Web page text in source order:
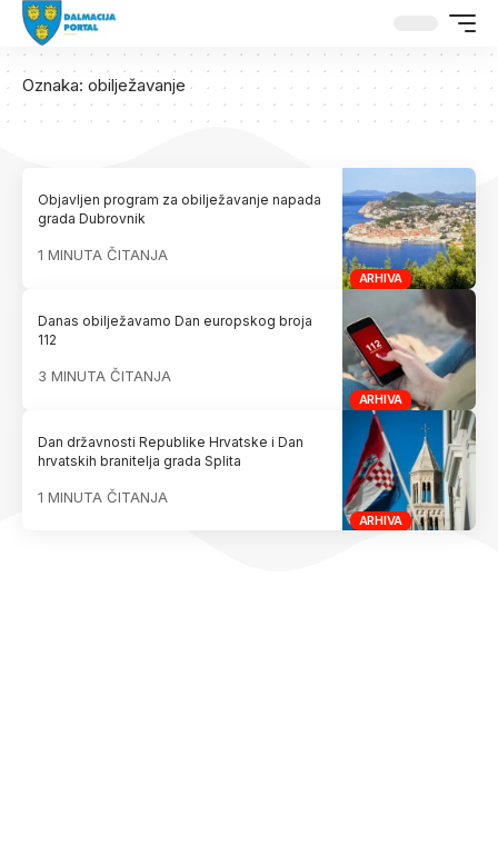
Oznaka: obilježavanje
ARHIVA
Objavljen program za obilježavanje napada
grada Dubrovnik
1 MINUTA ČITANJA
ARHIVA
Danas obilježavamo Dan europskog broja
112
3 MINUTA ČITANJA
ARHIVA
Dan državnosti Republike Hrvatske i Dan
hrvatskih branitelja grada Splita
1 MINUTA ČITANJA